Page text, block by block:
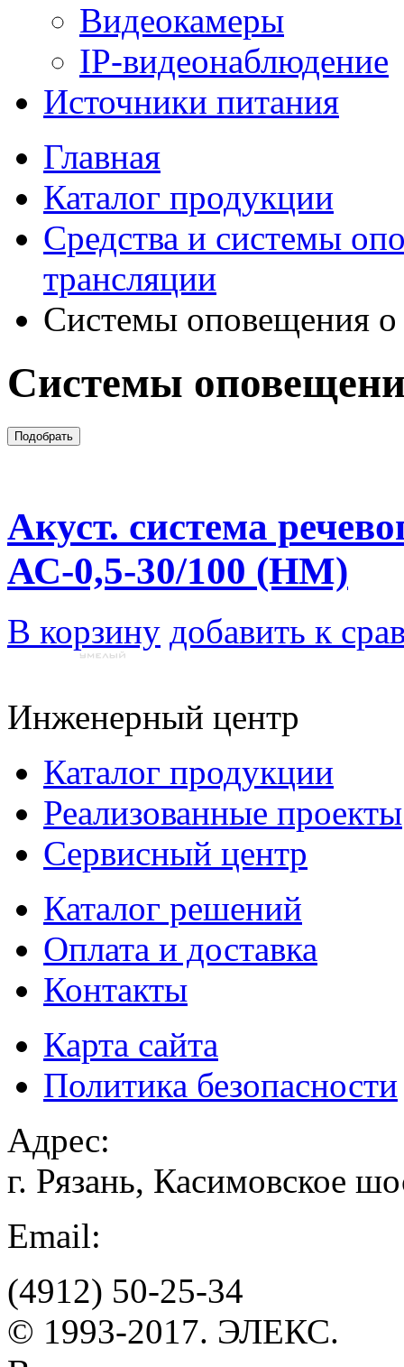
Видеокамеры
IP-видеонаблюдение
Источники питания
Главная
Каталог продукции
Средства и системы
трансляции
Системы оповещения
Системы
Акуст. система
АС-0,5-30/100 (НМ)
В корзину добавить к
Инженерный центр
Каталог продукции
Реализованные проекты
Сервисный центр
Каталог решений
Оплата и доставка
Контакты
Карта сайта
Политика безопасности
Адрес:
г. Рязань, Касимовское
Email:
(4912) 50-25-34
© 1993-2017. ЭЛЕКС.